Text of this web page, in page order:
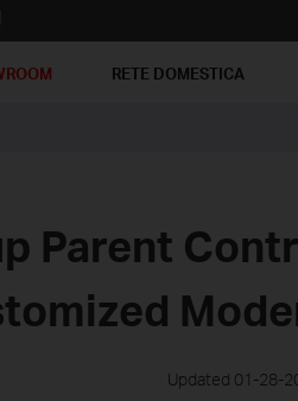
RETE DOMESTICA
Parent
Updated 01-28-